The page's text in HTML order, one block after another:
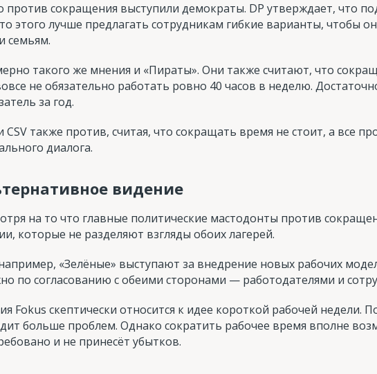
против сокращения выступили демократы. DP утверждает, что
этого лучше предлагать сотрудникам гибкие варианты, чтобы
семьям.
такого же мнения и «Пираты». Они также считают, что
не обязательно работать ровно 40 часов в неделю.
за год.
CSV также против, считая, что сокращать время не стоит, а все
диалога.
видение
на то что главные политические мастодонты против
которые не разделяют взгляды обоих лагерей.
«Зелёные» выступают за внедрение новых рабочих
по согласованию с обеими сторонами — работодателями и
Fokus скептически относится к идее короткой рабочей недели.
больше проблем. Однако сократить рабочее время вполне
и не принесёт убытков.